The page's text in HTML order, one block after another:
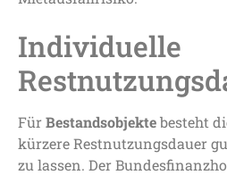
Individuelle
Für Bestandsobjektebesteht
kürzere Restnutzungsdauer
zu lassen. Der